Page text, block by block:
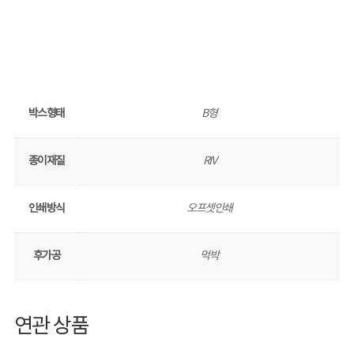
박스형태 B형
종이재질 RIV
인쇄방식 오프셋인쇄
후가공 먹박
연관 상품